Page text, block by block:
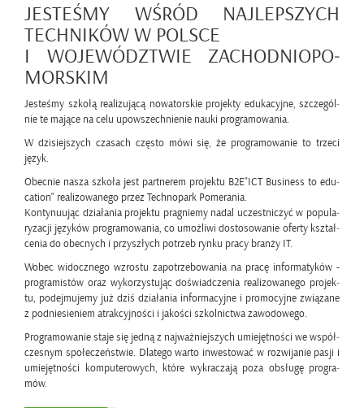
JE­STE­ŚMY WŚRÓD NAJ­LEP­SZYCH
TECH­NI­KÓW W POL­SCE
I WO­JE­WÓDZ­TWIE ZA­CHOD­NIO­PO­
MOR­SKIM
Je­ste­śmy szko­łą re­ali­zu­ją­cą no­wa­tor­skie pro­jek­ty edu­ka­cyj­ne, szcze­gól­
nie te ma­ją­ce na celu upo­wszech­nie­nie nauki pro­gra­mo­wa­nia.
W dzi­siej­szych cza­sach czę­sto mówi się, że pro­gra­mo­wa­nie to trze­ci
język.
Obec­nie nasza szko­ła jest part­ne­rem pro­jek­tu B2E"ICT Bu­si­ness to edu­
ca­tion" re­ali­zo­wa­ne­go przez Tech­no­park Po­me­ra­nia.
Kon­ty­nu­ując dzia­ła­nia pro­jek­tu pra­gnie­my nadal uczest­ni­czyć w po­pu­la­
ry­za­cji ję­zy­ków pro­gra­mo­wa­nia, co umoż­li­wi do­sto­so­wa­nie ofer­ty kształ­
ce­nia do obec­nych i przy­szłych po­trzeb rynku pracy bran­ży IT.
Wobec wi­docz­ne­go wzro­stu za­po­trze­bo­wa­nia na pracę in­for­ma­ty­ków -
pro­gra­mi­stów oraz wy­ko­rzy­stu­jąc do­świad­cze­nia re­ali­zo­wa­ne­go pro­jek­
tu, po­dej­mu­je­my już dziś dzia­ła­nia in­for­ma­cyj­ne i pro­mo­cyj­ne zwią­za­ne
z pod­nie­sie­niem atrak­cyj­no­ści i ja­ko­ści szkol­nic­twa za­wo­do­we­go.
Pro­gra­mo­wa­nie staje się jedną z naj­waż­niej­szych umie­jęt­no­ści we współ­
cze­snym spo­łe­czeń­stwie. Dla­te­go warto in­we­sto­wać w roz­wi­ja­nie pasji i
umie­jęt­no­ści kom­pu­te­ro­wych, które wy­kra­cza­ją poza ob­słu­gę pro­gra­
mów.